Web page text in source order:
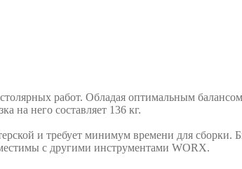
работ. Обладая оптимальным
на него составляет 136 кг.
и требует минимум времени для
с другими инструментами WORX.